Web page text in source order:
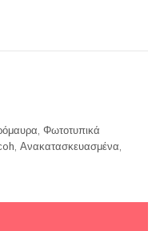
, Φωτοτυπικά
, Ανακατασκευασμένα,